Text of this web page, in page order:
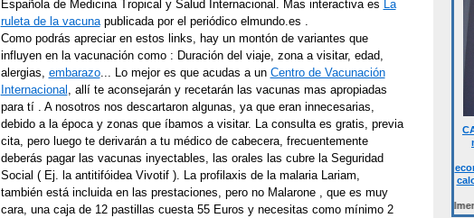
Española de Medicina Tropical y Salud Internacional. Mas interactiva es La
ruleta de la vacunapublicada por el periódico elmundo.es .
Como podrás apreciar en estos links, hay un montón de variantes que
influyen en la vacunación como : Duración del viaje, zona a visitar, edad,
alergias, embarazo... Lo mejor es que acudas a un Centro de Vacunación
Internacional , allí te aconsejarán y recetarán las vacunas mas apropiadas
para tí . A nosotros nos descartaron algunas, ya que eran innecesarias,
debido a la época y zonas que íbamos a visitar. La consulta es gratis, previa
cita, pero luego te derivarán a tu médico de cabecera, frecuentemente
deberás pagar las vacunas inyectables, las orales las cubre la Seguridad
Social ( Ej. la antitifóidea Vivotif ). La profilaxis de la malaria Lariam,
también está incluida en las prestaciones, pero no Malarone , que es muy
cara, una caja de 12 pastillas cuesta 55 Euros y necesitas como mínimo 2
Desde 700 € quincena casa completa.Temporalmente